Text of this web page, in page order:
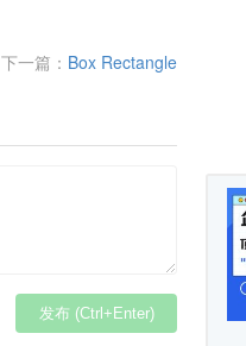
下一篇： Box Rectangle
发布 (Ctrl+Enter)